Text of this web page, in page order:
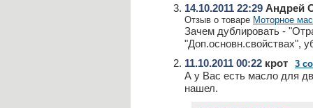
14.10.2011 22:29 Андрей
Отзыв о товаре Моторное
Зачем дублировать -
"Доп.основн.свойствах",
11.10.2011 00:22 крот 3
А у Вас есть масло для
нашел.